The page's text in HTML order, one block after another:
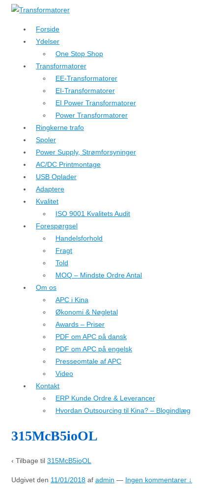
↓
hovedindhold
Forside
Ydelser
One Stop Shop
Transformatorer
EE-Transformatorer
EI-Transformatorer
EI Power Transformatorer
Power Transformatorer
Ringkerne trafo
Spoler
Power Supply, Strømforsyninger
AC/DC Printmontage
USB Oplader
Adaptere
Kvalitet
ISO 9001 Kvalitets Audit
Forespørgsel
Handelsforhold
Fragt
Told
MOQ – Mindste Ordre Antal
Om os
APC i Kina
Økonomi & Nøgletal
Awards – Priser
PDF om APC på dansk
PDF om APC på engelsk
Presseomtale af APC
Video
Kontakt
ERP Kunde Ordre & Leverancer
Hvordan Outsourcing til Kina? – Blogindlæg
315McB5ioOL
‹ Tilbage til 315McB5ioOL
Udgivet den 11/01/2018 af admin — Ingen kommentarer ↓